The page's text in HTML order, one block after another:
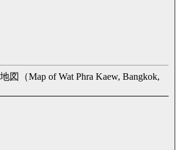
図（Map of Wat Phra Kaew, Bangkok,